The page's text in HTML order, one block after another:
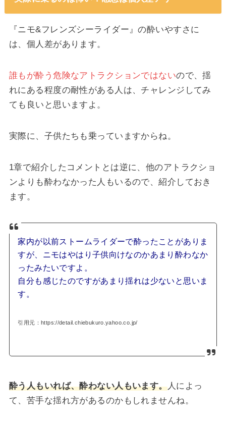
『ニモ&フレンズシーライダー』の酔いやすさに
は、個人差があります。
誰もが酔う危険なアトラクションではないので、揺
れにある程度の耐性がある人は、チャレンジしてみ
ても良いと思いますよ。
実際に、子供たちも乗っていますからね。
1章で紹介したコメントとは逆に、他のアトラクショ
ンよりも酔わなかった人もいるので、紹介しておき
ます。
家内が以前ストームライダーで酔ったことがありま
すが、ニモはやはり子供向けなのかあまり酔わなか
ったみたいですよ。
自分も感じたのですがあまり揺れは少ないと思いま
す。
引用元：https://detail.chiebukuro.yahoo.co.jp/
酔う人もいれば、酔わない人もいます。人によっ
て、苦手な揺れ方があるのかもしれませんね。